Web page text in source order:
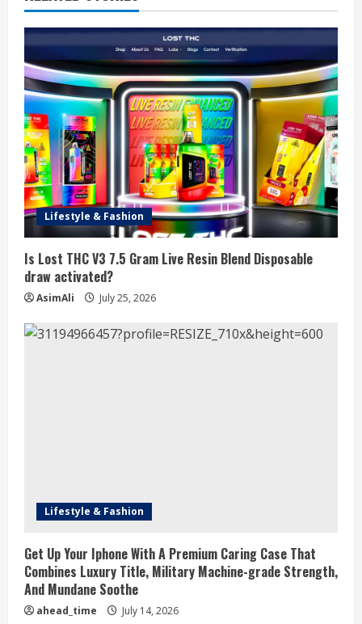
Lifestyle & Fashion
Is Lost THC V3 7.5 Gram Live Resin Blend Disposable
draw activated?
AsimAli July 25, 2026
Lifestyle & Fashion
Get Up Your Iphone With A Premium Caring Case That
Combines Luxury Title, Military Machine-grade Strength,
And Mundane Soothe
ahead_time July 14, 2026